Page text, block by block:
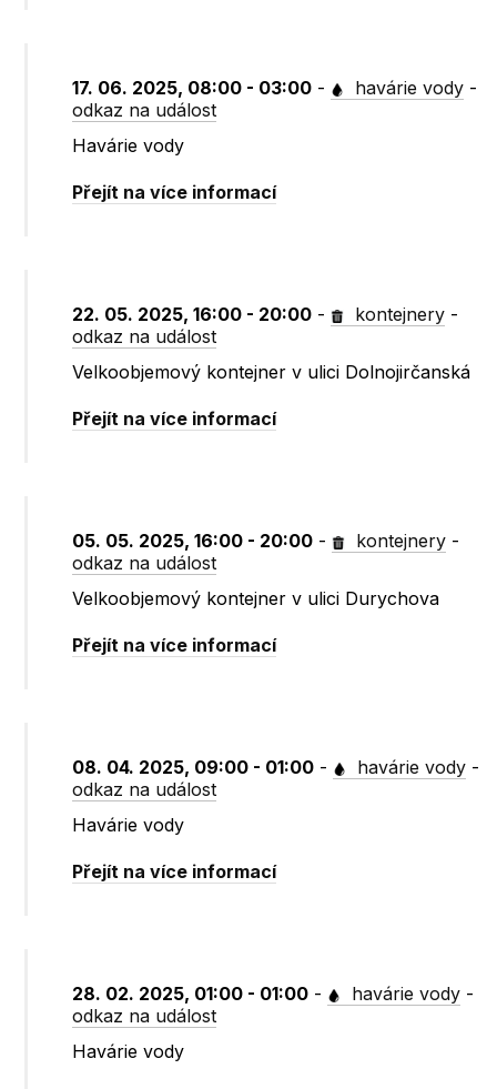
17. 06. 2025, 08:00 - 03:00 - havárie vody -
odkaz na událost
Havárie vody
Přejít na více informací
22. 05. 2025, 16:00 - 20:00 - kontejnery -
odkaz na událost
Velkoobjemový kontejner v ulici Dolnojirčanská
Přejít na více informací
05. 05. 2025, 16:00 - 20:00 - kontejnery -
odkaz na událost
Velkoobjemový kontejner v ulici Durychova
Přejít na více informací
08. 04. 2025, 09:00 - 01:00 - havárie vody -
odkaz na událost
Havárie vody
Přejít na více informací
28. 02. 2025, 01:00 - 01:00 - havárie vody -
odkaz na událost
Havárie vody